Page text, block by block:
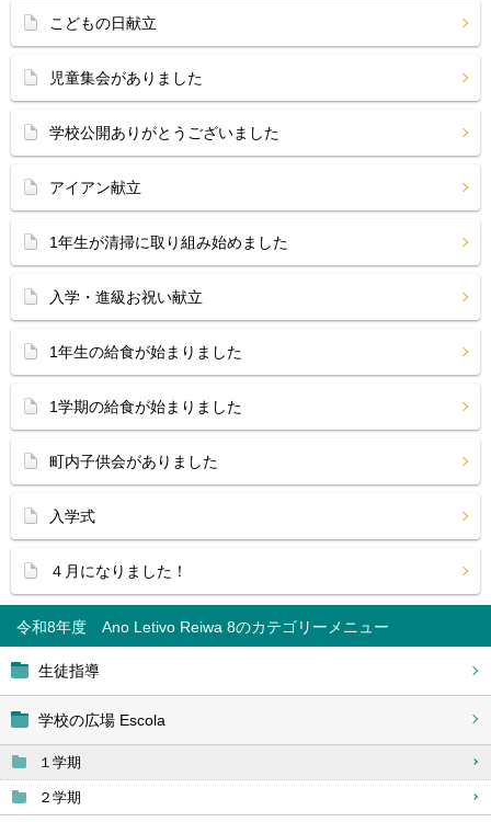
令和8年度 Ano Letivo Reiwa 8
生徒指導
学校の広場 Escola
１学期
２学期
こどもの日献立
児童集会がありました
学校公開ありがとうございました
アイアン献立
1年生が清掃に取り組み始めました
入学・進級お祝い献立
1年生の給食が始まりました
1学期の給食が始まりました
町内子供会がありました
入学式
４月になりました！